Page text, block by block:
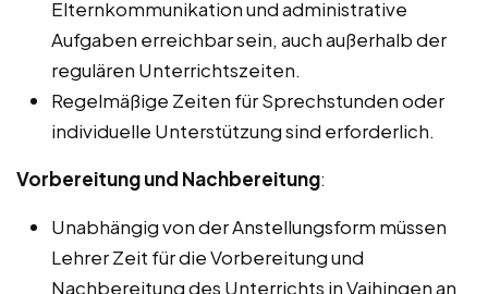
Elternkommunikation und administrative
Aufgaben erreichbar sein, auch außerhalb der
regulären Unterrichtszeiten.
Regelmäßige Zeiten für Sprechstunden oder
individuelle Unterstützung sind erforderlich.
Vorbereitung und Nachbereitung:
Unabhängig von der Anstellungsform müssen
Lehrer Zeit für die Vorbereitung und
Nachbereitung des Unterrichts in Vaihingen an